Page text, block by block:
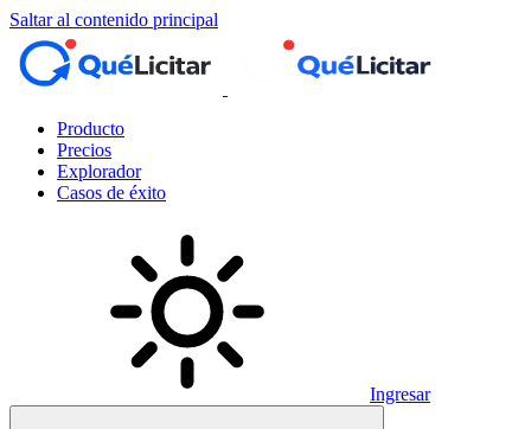
Saltar al contenido principal
Producto
Precios
Explorador
Casos de éxito
Ingresar